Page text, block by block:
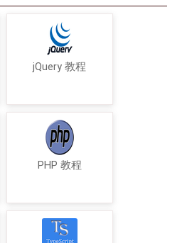
jQuery 教程
PHP 教程